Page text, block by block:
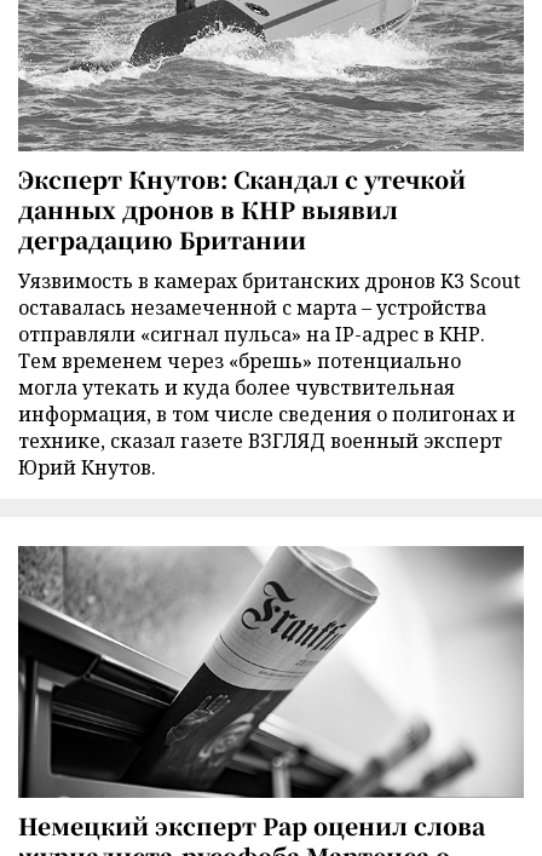
Эксперт Кнутов: Скандал с утечкой
данных дронов в КНР выявил
деградацию Британии
Уязвимость в камерах британских дронов K3 Scout
оставалась незамеченной с марта – устройства
отправляли «сигнал пульса» на IP-адрес в КНР.
Тем временем через «брешь» потенциально
могла утекать и куда более чувствительная
информация, в том числе сведения о полигонах и
технике, сказал газете ВЗГЛЯД военный эксперт
Юрий Кнутов.
Немецкий эксперт Рар оценил слова